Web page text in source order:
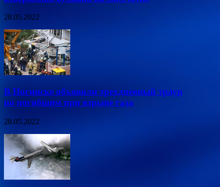
28.05.2022
В Ногинске объявили трехдневный траур
по погибшим при взрыве газа
28.05.2022